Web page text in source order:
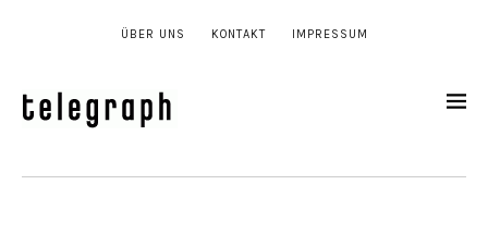
ÜBER UNS KONTAKT IMPRESSUM